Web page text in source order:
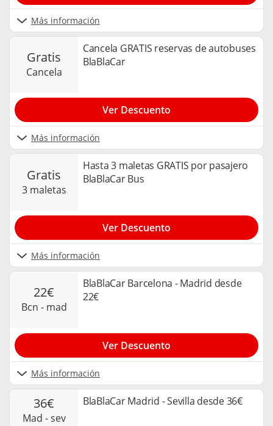
Más información
gratis
cancela
Cancela GRATIS reservas de autobuses
BlaBlaCar
Más información
Ver Descuento
gratis
3 maletas
Hasta 3 maletas GRATIS por pasajero
BlaBlaCar Bus
Más información
Ver Descuento
22€
bcn - mad
BlaBlaCar Barcelona - Madrid desde
22€
Más información
Ver Descuento
36€
mad - sev
BlaBlaCar Madrid - Sevilla desde 36€